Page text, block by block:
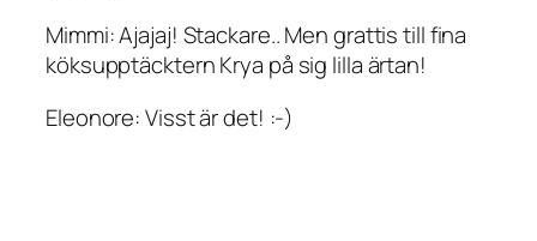
Mimmi: Ajajaj! Stackare.. Men grattis till fina
köksupptäcktern Krya på sig lilla ärtan!
Eleonore: Visst är det! :-)